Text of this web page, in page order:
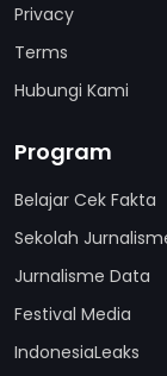
Privacy
Terms
Hubungi Kami
Program
Belajar Cek Fakta
Sekolah
Jurnalisme Data
Festival Media
IndonesiaLeaks